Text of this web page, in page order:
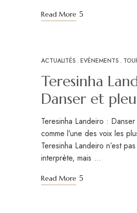
Read More
NOV
18
ACTUALITÉS EVÉNEMENTS
Teresinha
Danser et
Teresinha Landeiro :
comme l’une des voix les
Teresinha Landeiro n’est
interprète, mais …
Read More